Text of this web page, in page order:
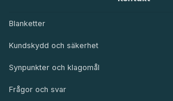
Blanketter
Kundskydd och säkerhet
Synpunkter och klagomål
Frågor och svar